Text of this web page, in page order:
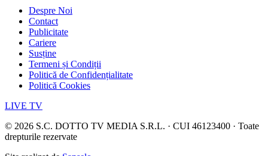
Despre Noi
Contact
Publicitate
Cariere
Susține
Termeni și Condiții
Politică de Confidențialitate
Politică Cookies
LIVE TV
© 2026 S.C. DOTTO TV MEDIA S.R.L. · CUI 46123400 · Toate
drepturile rezervate